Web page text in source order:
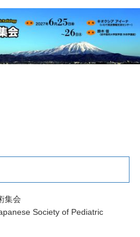
集会
Society of Pediatric